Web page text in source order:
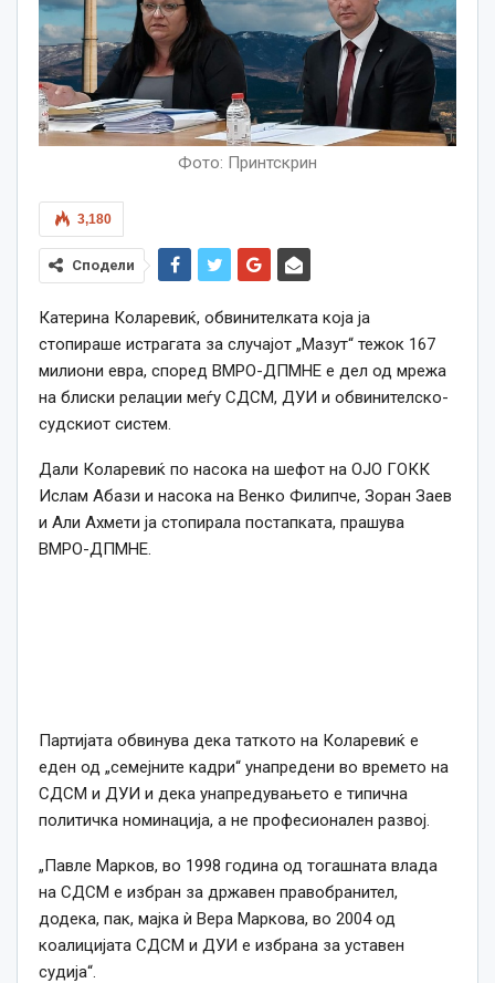
Фото: Принтскрин
3,180
Сподели
Катерина Коларевиќ, обвинителката која ја
стопираше истрагата за случајот „Мазут“ тежок 167
милиони евра, според ВМРО-ДПМНЕ е дел од мрежа
на блиски релации меѓу СДСМ, ДУИ и обвинителско-
судскиот систем.
Дали Коларевиќ по насока на шефот на ОЈО ГОКК
Ислам Абази и насока на Венко Филипче, Зоран Заев
и Али Ахмети ја стопирала постапката, прашува
ВМРО-ДПМНЕ.
Партијата обвинува дека таткото на Коларевиќ е
еден од „семејните кадри“ унапредени во времето на
СДСМ и ДУИ и дека унапредувањето е типична
политичка номинација, а не професионален развој.
„Павле Марков, во 1998 година од тогашната влада
на СДСМ е избран за државен правобранител,
додека, пак, мајка ѝ Вера Маркова, во 2004 од
коалицијата СДСМ и ДУИ е избрана за уставен
судија“.